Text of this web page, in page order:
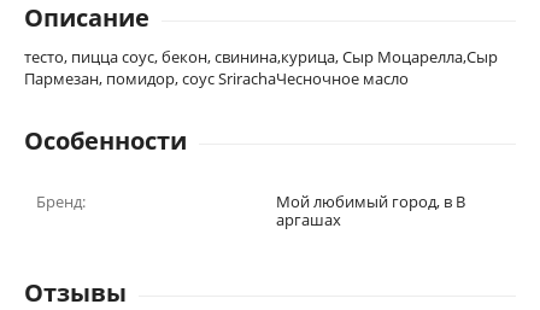
Описание
тесто, пицца соус, бекон, свинина,курица, Сыр Моцарелла,Сыр
Пармезан, помидор, соус SrirachaЧесночное масло
Особенности
Бренд:
Мой любимый город, в В
аргашах
Отзывы